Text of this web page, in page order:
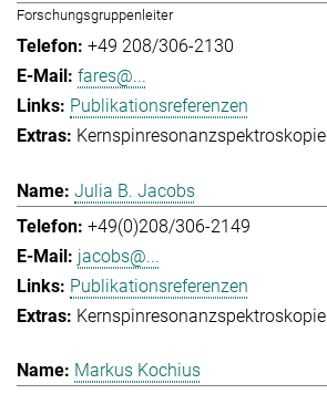
Forschungsgruppenleiter
+49 208/306-2130
fares@...
Publikationsreferenzen
Kernspinresonanzspektroskopie
Julia B. Jacobs
+49(0)208/306-2149
jacobs@...
Publikationsreferenzen
Kernspinresonanzspektroskopie
Markus Kochius